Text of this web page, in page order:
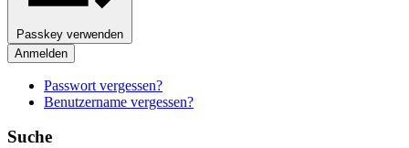
Passkey verwenden
Anmelden
Passwort vergessen?
Benutzername vergessen?
Suche